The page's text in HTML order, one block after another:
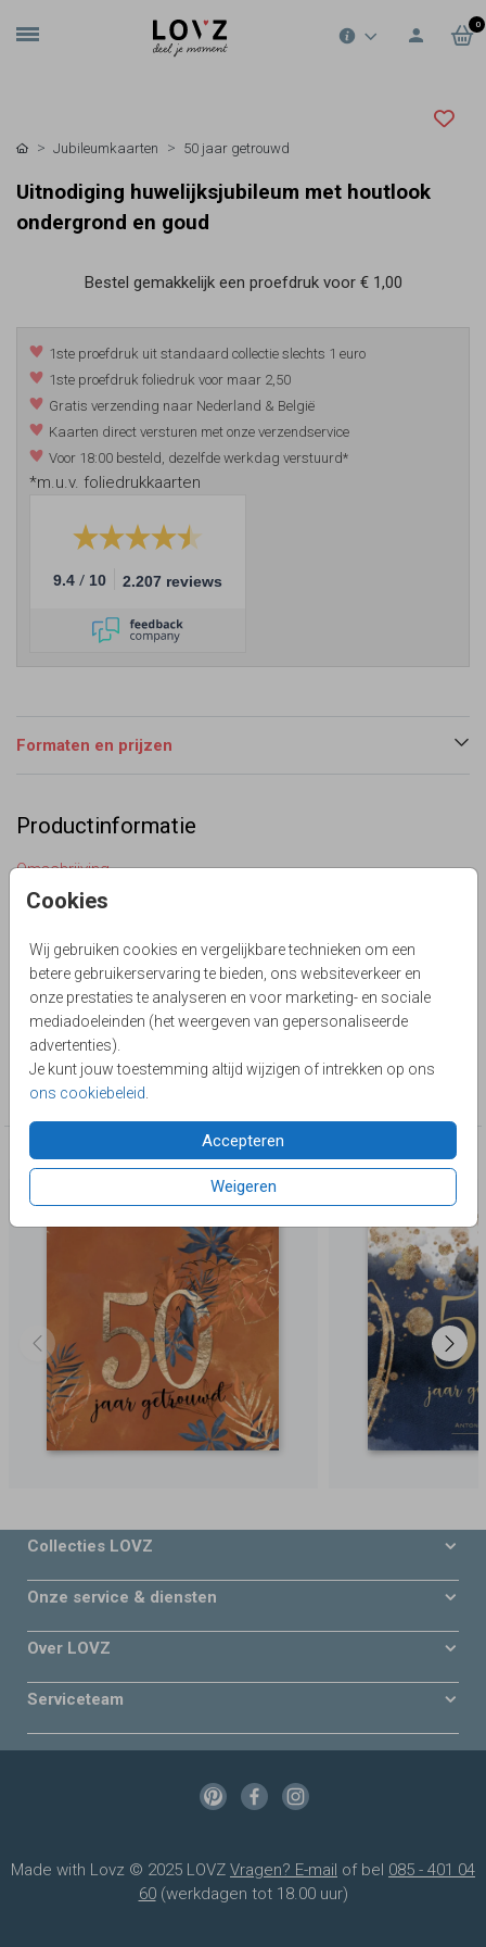
0
Cookies
Wij gebruiken cookies en vergelijkbare technieken om een
betere gebruikerservaring te bieden, ons websiteverkeer en
onze prestaties te analyseren en voor marketing- en sociale
mediadoeleinden (het weergeven van gepersonaliseerde
advertenties).
Je kunt jouw toestemming altijd wijzigen of intrekken op ons
ons cookiebeleid
Accepteren
Weigeren
Jubileumkaarten 50 jaar getrouwd
Uitnodiging huwelijksjubileum met houtlook
ondergrond en goud
Bestel gemakkelijk een proefdruk voor € 1,00
1ste proefdruk uit standaard collectie slechts 1 euro
1ste proefdruk foliedruk voor maar 2,50
Gratis verzending naar Nederland & België
Kaarten direct versturen met onze verzendservice
Voor 18:00 besteld, dezelfde werkdag verstuurd*
*m.u.v. foliedrukkaarten
9.4 / 10 2.207 reviews
Formaten en prijzen
Productinformatie
Omschrijving
Stijlvolle huwelijksjubileumkaart met houtlook ondergrond.
gecombineerd met strak lettertype. Achterkant
vlakverdeling met ruimte voor een eigen foto. (geen echt
Toon meer
Lievez
Collectie
50 jaar getrouwd
Deze producten zijn wellicht ook iets voor je
Collecties LOVZ
Onze service & diensten
Over LOVZ
Serviceteam
Made with Lovz © 2025 LOVZ Vragen? E-mail of bel 085 - 401 04
60(werkdagen tot 18.00 uur)